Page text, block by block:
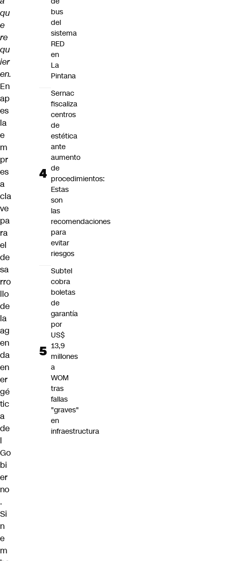
qu
e
re
qu
ier
en.
En
ap
es
la
e
m
pr
es
a
cla
ve
pa
ra
el
de
sa
rro
llo
de
la
ag
en
da
en
er
gé
tic
a
de
l
Go
bi
er
no
.
Si
n
e
m
bus
del
sistema
RED
en
La
Pintana
Sernac
fiscaliza
centros
de
estética
ante
aumento
de
procedimientos:
Estas
son
las
recomendaciones
para
evitar
riesgos
Subtel
cobra
boletas
de
garantía
por
US$
13,9
millones
a
WOM
tras
fallas
"graves"
en
infraestructura